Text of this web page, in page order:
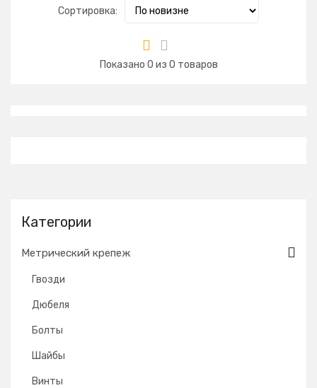
Категории
Метрический крепеж
Гвозди
Дюбеля
Болты
Шайбы
Винты
Показано 0 из 0 товаров
Сортировка: